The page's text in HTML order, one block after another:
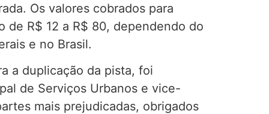
Os valores cobrados para
de R$ 12 a R$ 80, dependendo do
e no Brasil.
a duplicação da pista, foi
de Serviços Urbanos e vice-
mais prejudicadas, obrigados